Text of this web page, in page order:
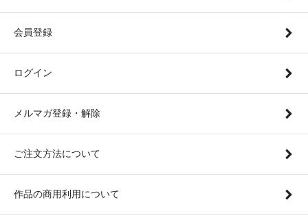
会員登録
ログイン
メルマガ登録・解除
ご注文方法について
作品の商用利用について